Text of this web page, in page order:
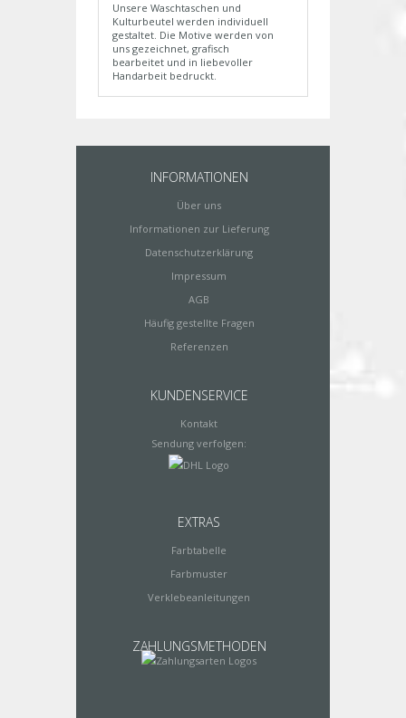
Unsere Waschtaschen und
Kulturbeutel werden individuell
gestaltet. Die Motive werden von
uns gezeichnet, grafisch
bearbeitet und in liebevoller
Handarbeit bedruckt.
INFORMATIONEN
Über uns
Informationen zur Lieferung
Datenschutzerklärung
Impressum
AGB
Häufig gestellte Fragen
Referenzen
KUNDENSERVICE
Kontakt
Sendung verfolgen:
EXTRAS
Farbtabelle
Farbmuster
Verklebeanleitungen
ZAHLUNGSMETHODEN